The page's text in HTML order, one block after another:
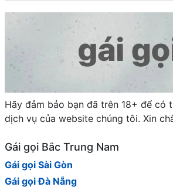
Hãy đảm bảo bạn đã trên 18+ để có
dịch vụ của website chúng tôi. Xin
Gái gọi Bắc Trung Nam
Gái gọi Sài Gòn
Gái gọi Đà Nẵng